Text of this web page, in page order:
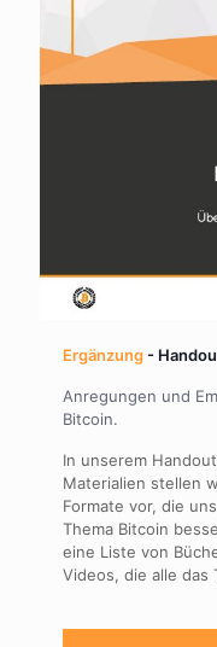
Ergänzung-
Anregungen und
Bitcoin.
In unserem
Materialien stellen
Formate vor, die
Thema Bitcoin
eine Liste von
Videos, die alle das